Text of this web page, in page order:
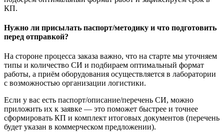
КП.
Нужно ли присылать паспорт/методику и что подготовить
перед отправкой?
На стороне процесса заказа важно, что на старте мы уточняем
типы и количество СИ и подбираем оптимальный формат
работы, а приём оборудования осуществляется в лаборатории
с возможностью организации логистики.
Если у вас есть паспорт/описание/перечень СИ, можно
приложить их к заявке — это поможет быстрее и точнее
сформировать КП и комплект итоговых документов (перечень
будет указан в коммерческом предложении).